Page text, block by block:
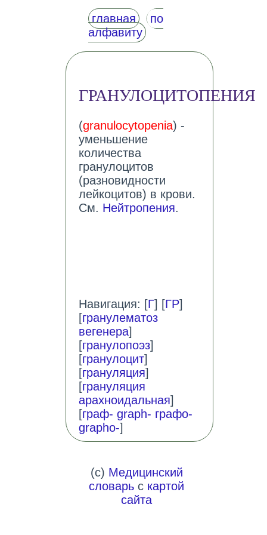
главная
по
алфавиту
ГРАНУЛОЦИТОПЕНИЯ
(granulocytopenia) -
уменьшение
количества
гранулоцитов
(разновидности
лейкоцитов) в крови.
См. Нейтропения.
Навигация: [Г] [ГР]
[гранулематоз
вегенера]
[гранулопоэз]
[гранулоцит]
[грануляция]
[грануляция
арахноидальная]
[граф- graph- графо-
grapho-]
(c) Медицинский
словарь с картой
сайта